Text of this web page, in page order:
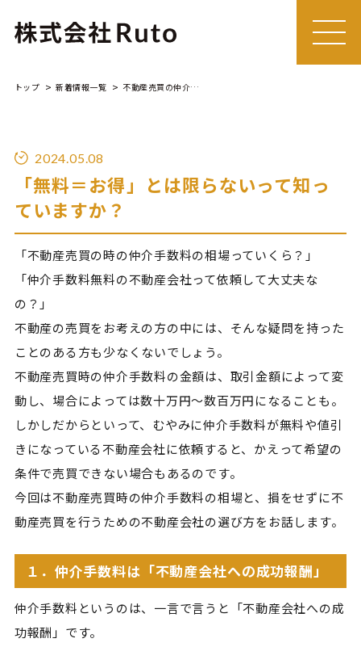
MEN
U
トップ 新着情報一覧 不動産売買の仲介手数料
2024.05.08
「無料＝お得」とは限らないって知っ
ていますか？
「不動産売買の時の仲介手数料の相場っていくら？」
「仲介手数料無料の不動産会社って依頼して大丈夫な
の？」
不動産の売買をお考えの方の中には、そんな疑問を持った
ことのある方も少なくないでしょう。
不動産売買時の仲介手数料の金額は、取引金額によって変
動し、場合によっては数十万円～数百万円になることも。
しかしだからといって、むやみに仲介手数料が無料や値引
きになっている不動産会社に依頼すると、かえって希望の
条件で売買できない場合もあるのです。
今回は不動産売買時の仲介手数料の相場と、損をせずに不
動産売買を行うための不動産会社の選び方をお話します。
１．仲介手数料は「不動産会社への成功報酬」
仲介手数料というのは、一言で言うと「不動産会社への成
功報酬」です。